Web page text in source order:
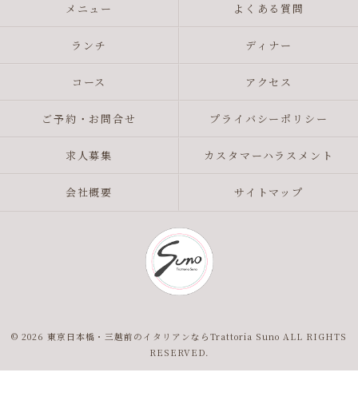
メニュー よくある質問
ランチ ディナー
コース アクセス
ご予約・お問合せ プライバシーポリシー
求人募集 カスタマーハラスメント
会社概要 サイトマップ
© 2026 東京日本橋・三越前のイタリアンならTrattoria Suno ALL RIGHTS
RESERVED.